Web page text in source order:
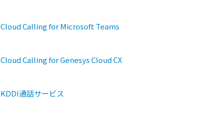
Cloud Calling for Microsoft Teams
Cloud Calling for Genesys Cloud CX
KDDI通話サービス